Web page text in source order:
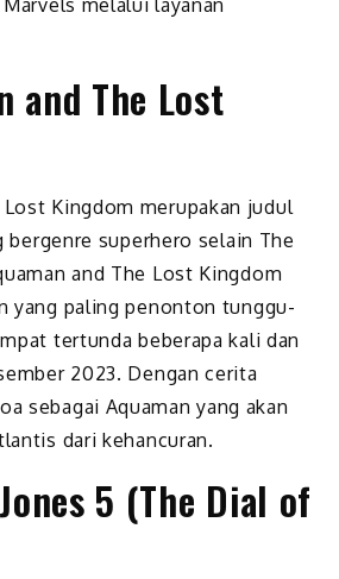
melalui layanan
and The Lost
Lost Kingdom merupakan judul
bergenre superhero selain The
and The Lost Kingdom
yang paling penonton tunggu-
tertunda beberapa kali dan
2023. Dengan cerita
sebagai Aquaman yang akan
dari kehancuran.
5 (The Dial of